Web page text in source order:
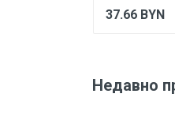
37.66 BYN
Недавно